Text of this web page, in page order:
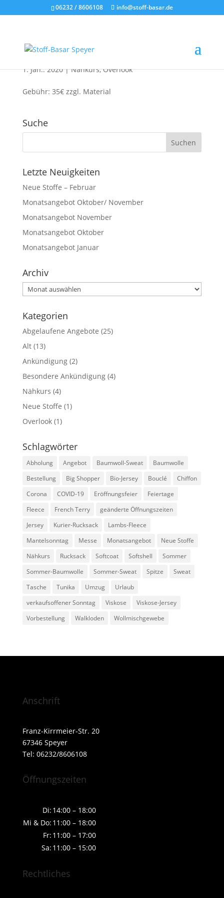
06232 / 8606108 info@stoff-basar.de
1. Jan.. 2020|Nähkurs,Overlook
Gebühr: 35€ zzgl. Material
Suche
Letzte Neuigkeiten
Neue Stoffe – Februar
Monatsangebot Oktober/ November
Monatsangebot November
Monatsangebot Oktober
Monatsangebot Januar
Archiv
Archiv
Kategorien
Abgelaufene Angebote (25)
Alt(13)
Ankündigung(2)
Besondere Ankündigung(4)
Nähkurs (4)
Neue Stoffe (1)
Overlook(1)
Schlagwörter
Abholung Angebot Baumwoll-Sweat
Baumwolle
Bestellung
Big Shopper Bio-Jersey Bouclé
Chiffon
Corona
COVID-19 Eröffnungsfeier
Feiertage
Fleece
French Terry
geänderte Öffnungszeiten
Jersey
Kurier-Rucksack
Lambs-Fleece
Mantelsonntag
Messe Monatsangebot
Neue Stoffe
Nähkurs
Rucksack Softcoat Softshell
Sommer
Sommer-Baumwolle
Sommer-Sweat Spitze
Sweat
Tasche
Tunika Umzug
Urlaub
verkaufsoffener Sonntag
Viskose
Viskose-Jersey
Vorbestellung
Walkloden Wollmischgewebe
Anschrift
Franz-Kirrmeier-Str. 20
67346 Speyer
Tel: 06232/8606108
Öffnungszeiten
Di: 14:00 – 18:00
Mi & Do: 11:00 – 18:00
Fr: 11:00 – 17:00
Sa: 11:00 – 15:00
Rechtliches